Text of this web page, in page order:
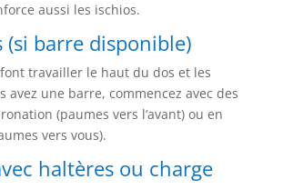
aussi les ischios.
(si barre disponible)
travailler le haut du dos et les
avez une barre, commencez avec des
(paumes vers l’avant) ou en
vers vous).
haltères ou charge